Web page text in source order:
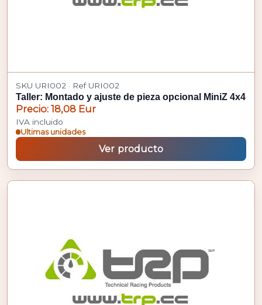
SKU URI002 · Ref URI002
Taller: Montado y ajuste de pieza opcional MiniZ 4x4
Precio: 18,08 Eur
IVA incluido
Ultimas unidades
Ver producto